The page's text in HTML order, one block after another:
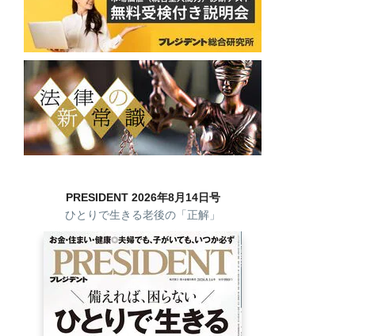
PRESIDENT 2026年8月14日号
ひとりで生きる老後の「正解」